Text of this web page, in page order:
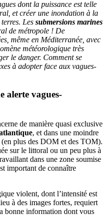
dont la puissance est telle
et créer une inondation à la
Les submersions marines
de métropole ! De
même en Méditerranée, avec
météorologique très
le danger. Comment se
à adopter face aux vagues-
alerte vagues-
de manière quasi exclusive
, et dans une moindre
(en plus des DOM et des TOM).
sur le littoral ou un peu plus à
dans une zone soumise
important de connaître
violent, dont l’intensité est
à des images fortes, requiert
bonne information dont vous